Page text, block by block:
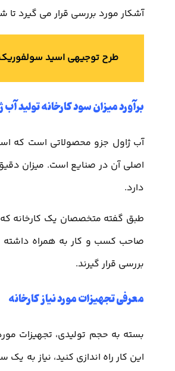
آشکار مورد بررسی قرار می گیرد تا
طرح توجیهی اسید
برآورد میزان سود کارخانه تولید آب
آب ژاول جزو محصولاتی است که
اصلی آن در صنایع است. میزان
دارد.
صاحب کسب و کار به همراه داشته
بررسی قرار گیرند.
معرفی تجهیزات مورد نیاز کارخانه
بسته به حجم تولیدی، تجهیزات
این کار راه اندازی کنید، نیاز به